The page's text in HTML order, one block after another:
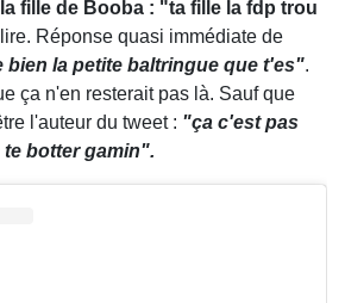
fille de Booba : "ta fille la fdp trou
Réponse quasi immédiate de
bien la petite baltringue que t'es".
ça n'en resterait pas là. Sauf que
l'auteur du tweet : "ça c'est pas
botter gamin".